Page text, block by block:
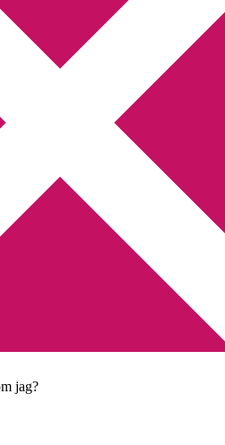
Bläddra i Moonlight Mile
Mile
datumet då
jag?